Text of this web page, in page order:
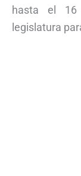
hasta el
legislatura